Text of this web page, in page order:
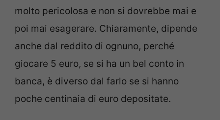
molto pericolosa e non si dovrebbe mai e
poi mai esagerare. Chiaramente, dipende
anche dal reddito di ognuno, perché
giocare 5 euro, se si ha un bel conto in
banca, è diverso dal farlo se si hanno
poche centinaia di euro depositate.